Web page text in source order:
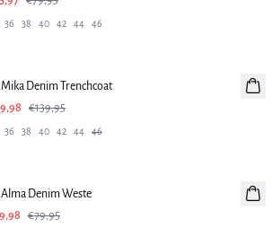
36 38 40 42 44 46
Denim Trenchcoat
€139,95
36 38 40 42 44 46
Denim Weste
€79,95